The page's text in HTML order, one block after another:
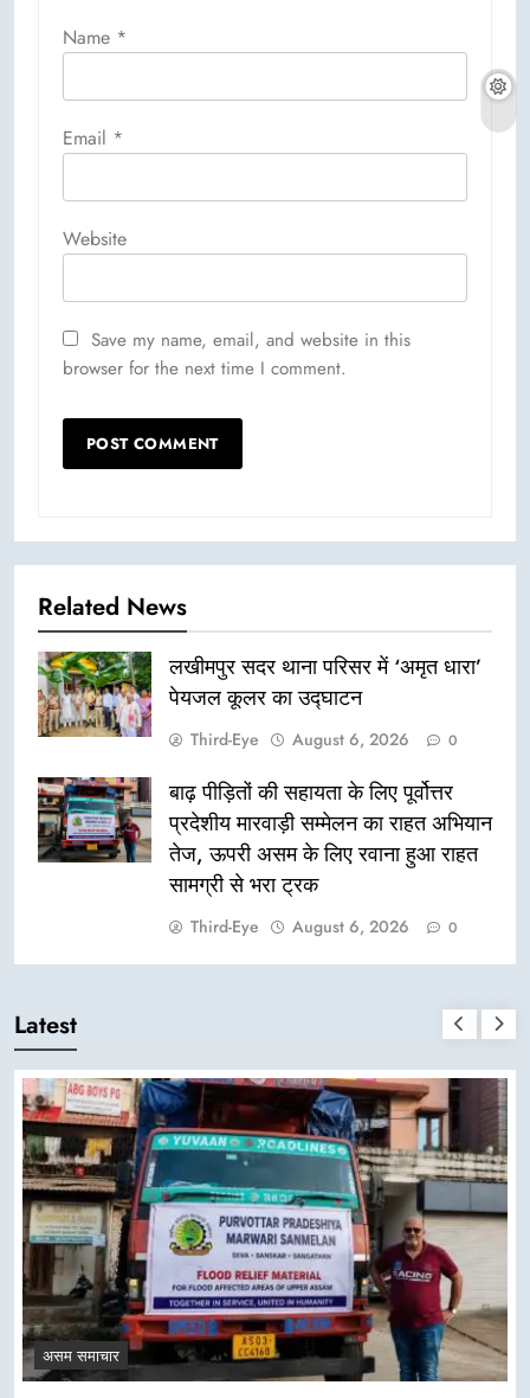
Name *
Email *
Website
Save my name, email, and website in this
browser for the next time I comment.
Related News
लखीमपुर सदर थाना परिसर में ‘अमृत धारा’
पेयजल कूलर का उद्घाटन
Third-Eye August 6, 2026 0
बाढ़ पीड़ितों की सहायता के लिए पूर्वोत्तर
प्रदेशीय मारवाड़ी सम्मेलन का राहत अभियान
तेज, ऊपरी असम के लिए रवाना हुआ राहत
सामग्री से भरा ट्रक
Third-Eye August 6, 2026 0
Latest
असम समाचार